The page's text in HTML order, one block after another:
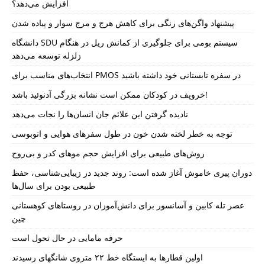
افزایش می‌دهد؟
پیشنهاد واگن‌های رنگی برای کاهش هرج و مرج سوار و پیاده شدن
دانشگاه SDU سیستم بومی برای جلوگیری از کمانش ریل در هنگام
زلزله توسعه می‌دهد
انتخاب‌های مناسب برای PMOS در سفره تابستانی خود داشته باشید
خروپف در کودکان ممکن است نشانه بزرگی آدنوئید باشد!
نادیده گرفتن این علائم جان انسان‌ها را نجات می‌دهد
توجه به خطر لخته شدن خون در طول سفرهای هوایی و اتوبوسی
روش‌های طبیعی برای افزایش حجم موهای کدر و بی‌روح
دوران پیری خاموش آغاز شده است: روند جدید در زیبایی‌شناسی، حفظ
طبیعی بودن برای سال‌ها
عصر تله کابین و آسانسور برای دانش‌آموزان در روستاهای کوهستانی
چین
حرفه مامایی در حال تحول است
اولین قطارها به ایستگاه خط ۲۲ متروی شانگهای رسیدند